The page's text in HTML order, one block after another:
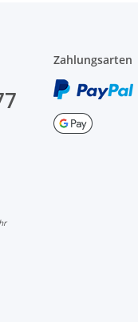
Zahlungsarten